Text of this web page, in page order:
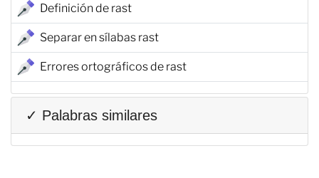
Definición de rast
Separar en sílabas rast
Errores ortográficos de rast
✓ Palabras similares